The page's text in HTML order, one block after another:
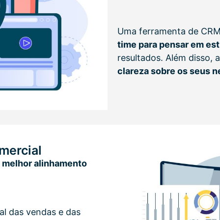
Uma ferramenta de
time para pensar em
resultados. Além disso,
clareza sobre os seus
melhor alinhamento
das vendas e das